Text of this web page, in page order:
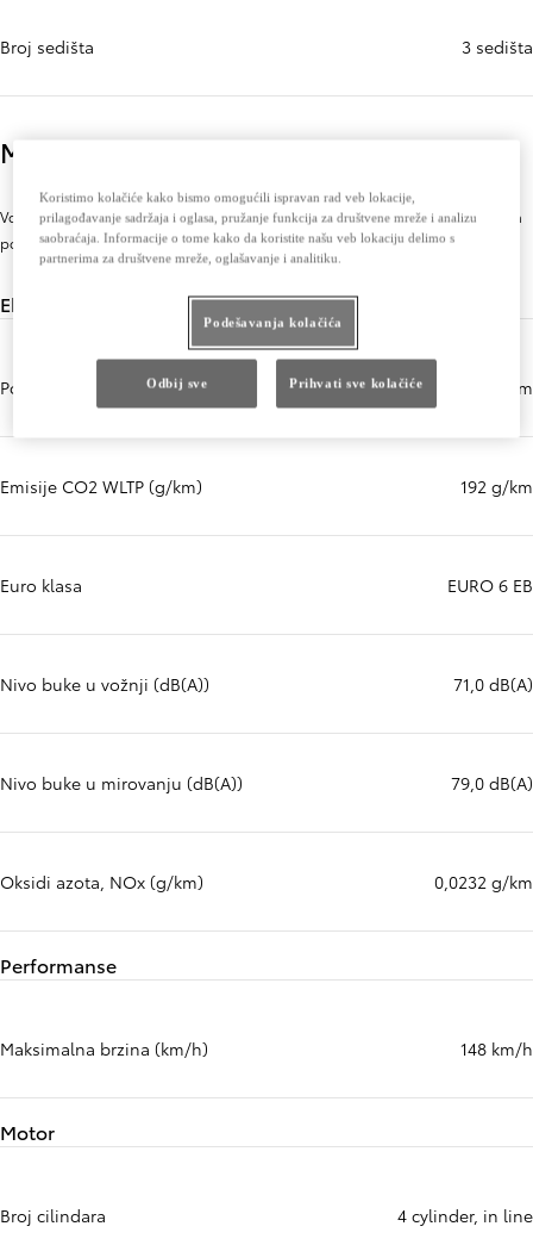
Broj sedišta 3 sedišta
Motor
Vozite sa iskrenim emocijama, pokretani motorom visokih performansi koji vam
pomaže da sa samopouzdanjem krenete na bilo koje putovanje.
Ekološke performanse
Potrošnja WLTP (l/100 km) 7,3 l/100 km
Emisije CO2 WLTP (g/km) 192 g/km
Euro klasa EURO 6 EB
Nivo buke u vožnji (dB(A)) 71,0 dB(A)
Nivo buke u mirovanju (dB(A)) 79,0 dB(A)
Oksidi azota, NOx (g/km) 0,0232 g/km
Performanse
Maksimalna brzina (km/h) 148 km/h
Motor
Broj cilindara 4 cylinder, in line
Koristimo kolačiće kako bismo omogućili ispravan rad veb lokacije,
prilagođavanje sadržaja i oglasa, pružanje funkcija za društvene mreže i analizu
saobraćaja. Informacije o tome kako da koristite našu veb lokaciju delimo s
partnerima za društvene mreže, oglašavanje i analitiku.
Podešavanja kolačića
Odbij sve Prihvati sve kolačiće